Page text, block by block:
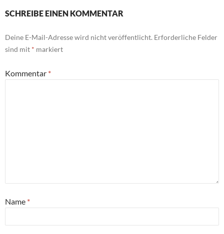
SCHREIBE EINEN KOMMENTAR
Deine E-Mail-Adresse wird nicht veröffentlicht. Erforderliche Felder
sind mit * markiert
Kommentar *
Name *